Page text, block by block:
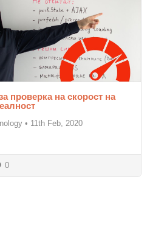
проверка на скорост на
• 11th Feb, 2020
0